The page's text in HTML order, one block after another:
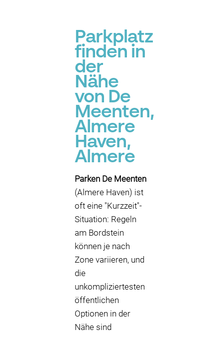
Parkplatz
finden in
der
Nähe
von De
Meenten,
Almere
Haven,
Almere
Parken De Meenten
(Almere Haven) ist
oft eine "Kurzzeit"-
Situation: Regeln
am Bordstein
können je nach
Zone variieren, und
die
unkompliziertesten
öffentlichen
Optionen in der
Nähe sind